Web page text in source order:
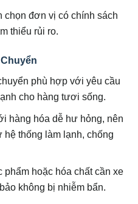
chọn đơn vị có chính sách
thiểu rủi ro.
phù hợp với yêu cầu
cho hàng tươi sống.
hàng hóa dễ hư hỏng, nên
hệ thống làm lạnh, chống
hoặc hóa chất cần xe
không bị nhiễm bẩn.